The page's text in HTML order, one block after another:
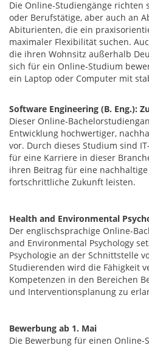
Die Online-Studiengänge richten
oder Berufstätige, aber auch an
Abiturienten, die ein
maximaler Flexibilität suchen.
die ihren Wohnsitz außerhalb
sich für ein Online-Studium
ein Laptop oder Computer mit
Software Engineering (B. Eng.):
Dieser Online-
Entwicklung hochwertiger,
vor. Durch dieses Studium sind
für eine Karriere in dieser
ihren Beitrag für eine
fortschrittliche Zukunft leisten.
Health and Environmental
Der englischsprachige Online-
and Environmental Psychology
Psychologie an der Schnittstelle
Studierenden wird die Fähigkeit
Kompetenzen in den Bereichen
und Interventionsplanung zu
Bewerbung ab 1. Mai
Die Bewerbung für einen Online-